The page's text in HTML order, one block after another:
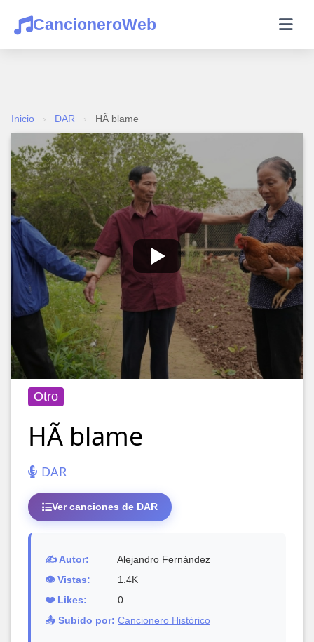
CancioneroWeb
Inicio › DAR › HÃ blame
Otro
HÃ blame
DAR
Ver canciones de DAR
✍️ Autor:
Alejandro Fernández
👁️ Vistas:
1.4K
❤️ Likes:
0
📤 Subido por: Cancionero Histórico